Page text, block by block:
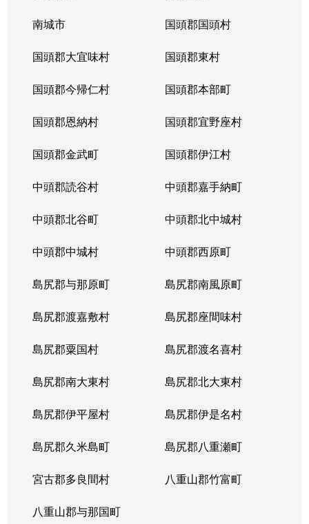
南城市 国頭郡国頭村
国頭郡大宜味村 国頭郡東村
国頭郡今帰仁村 国頭郡本部町
国頭郡恩納村 国頭郡宜野座村
国頭郡金武町 国頭郡伊江村
中頭郡読谷村 中頭郡嘉手納町
中頭郡北谷町 中頭郡北中城村
中頭郡中城村 中頭郡西原町
島尻郡与那原町 島尻郡南風原町
島尻郡渡嘉敷村 島尻郡座間味村
島尻郡粟国村 島尻郡渡名喜村
島尻郡南大東村 島尻郡北大東村
島尻郡伊平屋村 島尻郡伊是名村
島尻郡久米島町 島尻郡八重瀬町
宮古郡多良間村 八重山郡竹富町
八重山郡与那国町